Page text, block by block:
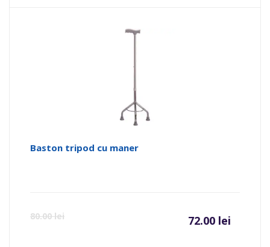
Baston tripod cu maner
80.00lei 72.00 lei